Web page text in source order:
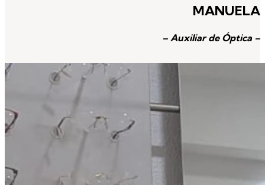
MANUELA
– Auxiliar de Óptica –